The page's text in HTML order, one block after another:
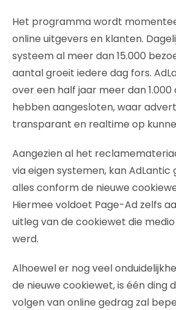
Het programma wordt
online uitgevers en klanten.
systeem al meer dan 15.000
aantal groeit iedere dag fors.
over een half jaar meer dan
hebben aangesloten, waar
transparant en realtime op
Aangezien al het
via eigen systemen, kan
alles conform de nieuwe
Hiermee voldoet Page-Ad zelfs
uitleg van de cookiewet die
werd.
Alhoewel er nog veel
de nieuwe cookiewet, is één ding
volgen van online gedrag zal